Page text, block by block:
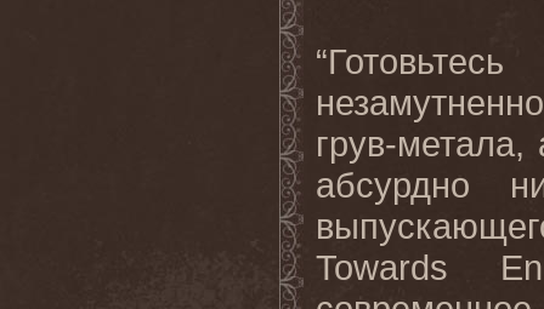
грув-
абсурдно
Towards